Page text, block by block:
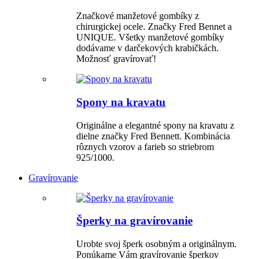
Značkové manžetové gombíky z
chirurgickej ocele. Značky Fred Bennet a
UNIQUE. Všetky manžetové gombíky
dodávame v darčekových krabičkách.
Možnosť gravírovať!
Spony na kravatu
Originálne a elegantné spony na kravatu z
dielne značky Fred Bennett. Kombinácia
rôznych vzorov a farieb so striebrom
925/1000.
Gravírovanie
Šperky na gravírovanie
Urobte svoj šperk osobným a originálnym.
Ponúkame Vám gravírovanie šperkov